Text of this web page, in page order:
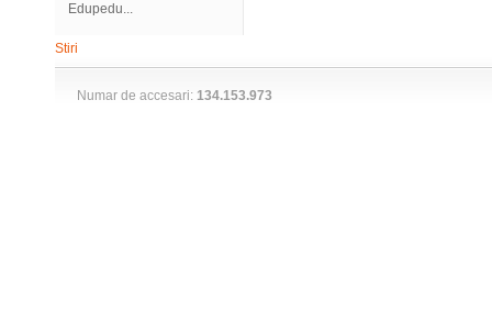
Edupedu...
Stiri
Numar de accesari: 134.153.973